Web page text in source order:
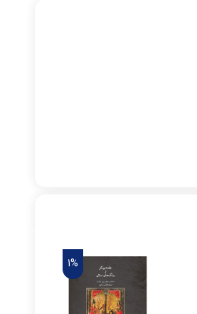
1%